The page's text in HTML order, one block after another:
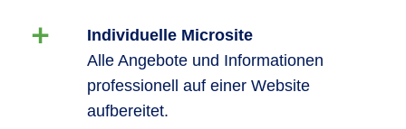
Individuelle Microsite
Alle Angebote und Informationen
professionell auf einer Website
aufbereitet.